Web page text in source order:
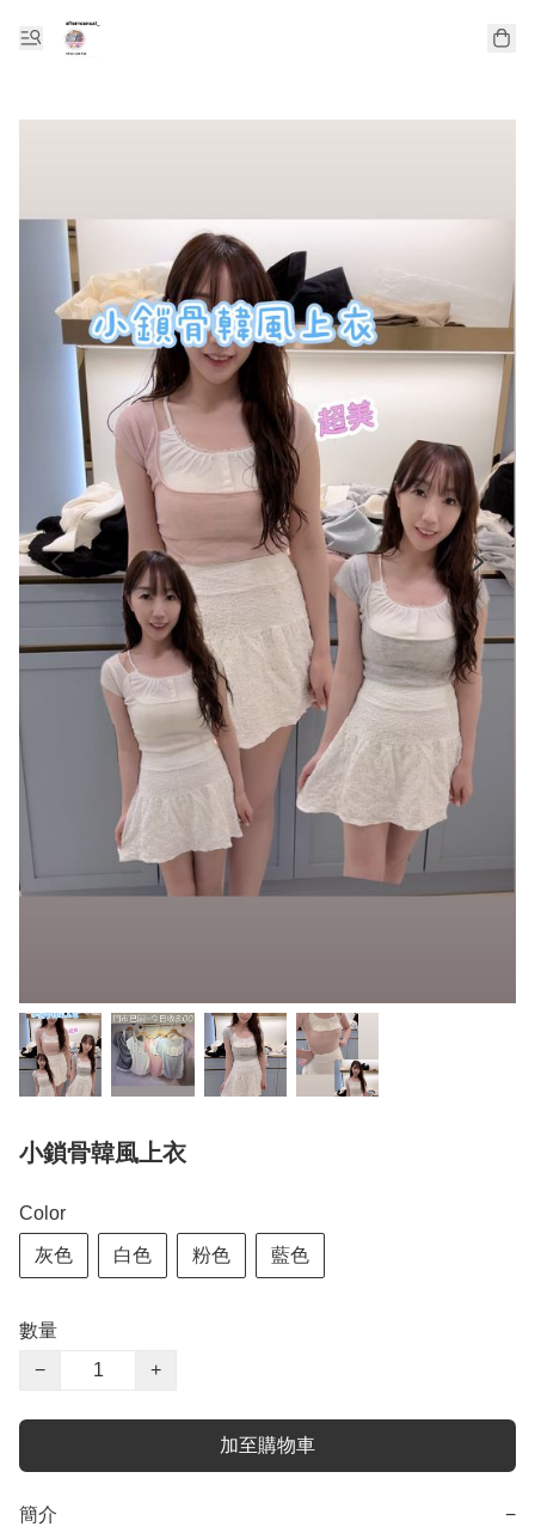
小鎖骨韓風上衣
Color
灰色 白色 粉色 藍色
數量
−
+
加至購物車
簡介 −